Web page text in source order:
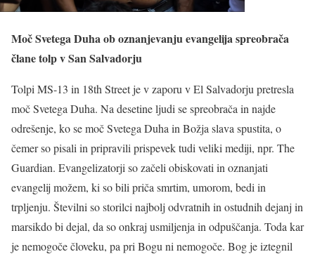
Moč Svetega Duha ob oznanjevanju evangelija spreobrača
člane tolp v San Salvadorju
Tolpi MS-13 in 18th Street je v zaporu v El Salvadorju pretresla
moč Svetega Duha. Na desetine ljudi se spreobrača in najde
odrešenje, ko se moč Svetega Duha in Božja slava spustita, o
čemer so pisali in pripravili prispevek tudi veliki mediji, npr. The
Guardian. Evangelizatorji so začeli obiskovati in oznanjati
evangelij možem, ki so bili priča smrtim, umorom, bedi in
trpljenju. Številni so storilci najbolj odvratnih in ostudnih dejanj in
marsikdo bi dejal, da so onkraj usmiljenja in odpuščanja. Toda kar
je nemogoče človeku, pa pri Bogu ni nemogoče. Bog je iztegnil